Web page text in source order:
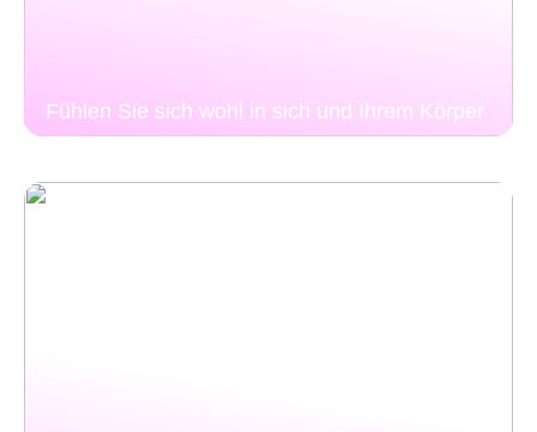
Fühlen Sie sich wohl in sich und Ihrem Körper